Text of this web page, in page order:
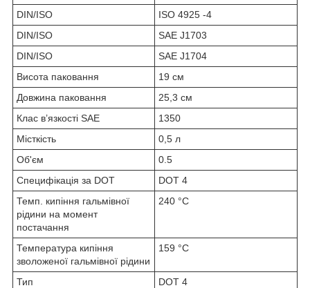
DIN/ISO
ISO 4925 -4
DIN/ISO
SAE J1703
DIN/ISO
SAE J1704
Висота паковання
19 см
Довжина паковання
25,3 см
Клас в’язкості SAE
1350
Місткість
0,5 л
Об'єм
0.5
Специфікація за DOT
DOT 4
Темп. кипіння гальмівної
рідини на момент
постачання
240 °C
Температура кипіння
зволоженої гальмівної рідини
159 °C
Тип
DOT 4